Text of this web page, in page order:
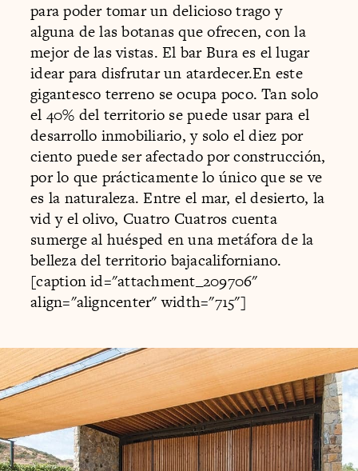
para poder tomar un delicioso trago y
alguna de las botanas que ofrecen, con la
mejor de las vistas. El bar Bura es el lugar
idear para disfrutar un atardecer.En este
gigantesco terreno se ocupa poco. Tan solo
el 40% del territorio se puede usar para el
desarrollo inmobiliario, y solo el diez por
ciento puede ser afectado por construcción,
por lo que prácticamente lo único que se ve
es la naturaleza. Entre el mar, el desierto, la
vid y el olivo, Cuatro Cuatros cuenta
sumerge al huésped en una metáfora de la
belleza del territorio bajacaliforniano.
[caption id="attachment_209706"
align="aligncenter" width="715"]